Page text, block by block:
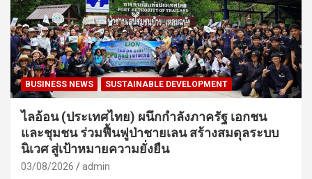
BUSINESS NEWS SUSTAINABLE DEVELOPMENT
ไลอ้อน (ประเทศไทย) ผนึกกำลังภาครัฐ เอกชน
และชุมชน ร่วมฟื้นฟูป่าชายเลน สร้างสมดุลระบบ
นิเวศ สู่เป้าหมายความยั่งยืน
03/08/2026 admin